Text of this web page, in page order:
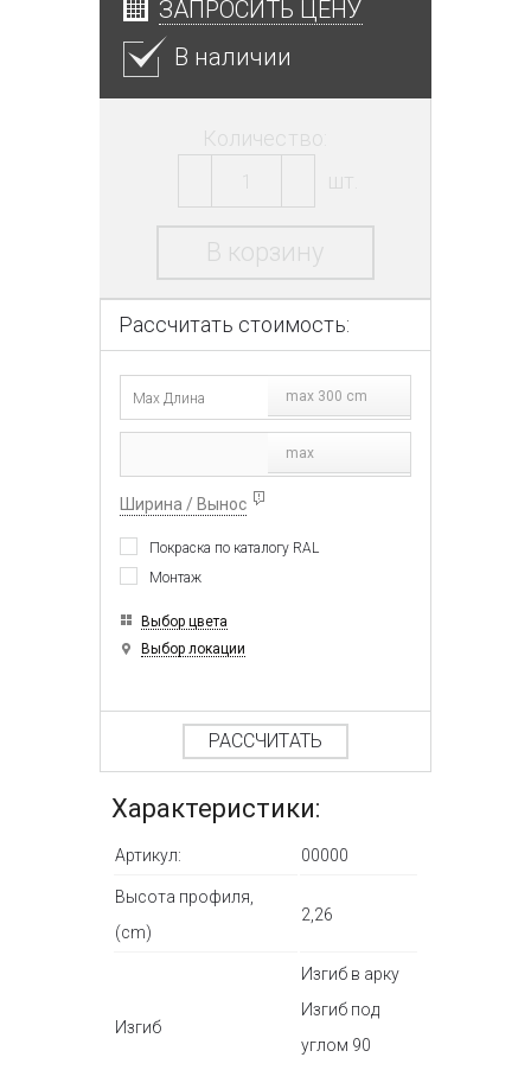
ЗАПРОСИТЬ ЦЕНУ
В наличии
Количество:
шт.
В корзину
Рассчитать стоимость:
max 300 cm
max
Ширина / Вынос
Покраска по каталогу RAL
Монтаж
Выбор цвета
Выбор локации
РАССЧИТАТЬ
Характеристики:
Артикул: 00000
Высота профиля,
(cm)
2,26
Изгиб
Изгиб в арку
Изгиб под
углом 90